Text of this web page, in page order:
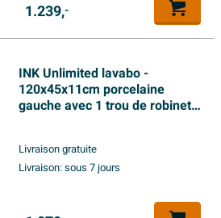
1.239,-
INK Unlimited lavabo -
120x45x11cm porcelaine
gauche avec 1 trou de robinet -
Livraison gratuite
Livraison:sous 7 jours